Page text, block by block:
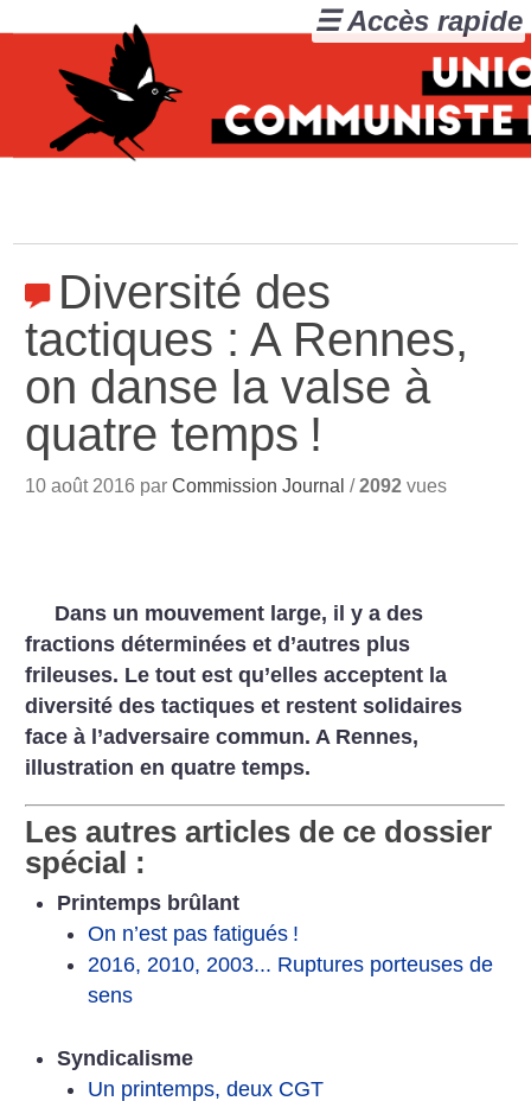
Diversité des
tactiques : A Rennes,
on danse la valse à
quatre temps !
10 août 2016 parCommission Journal /2092 vues
Dans un mouvement large, il y a des
fractions déterminées et d’autres plus
frileuses. Le tout est qu’elles acceptent la
diversité des tactiques et restent solidaires
face à l’adversaire commun. A Rennes,
illustration en quatre temps.
Les autres articles de ce dossier
spécial :
Printemps brûlant
On n’est pas fatigués !
2016, 2010, 2003... Ruptures porteuses de
sens
Syndicalisme
Un printemps, deux CGT
☰ Accès rapide